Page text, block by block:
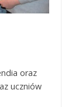
oraz
uczniów